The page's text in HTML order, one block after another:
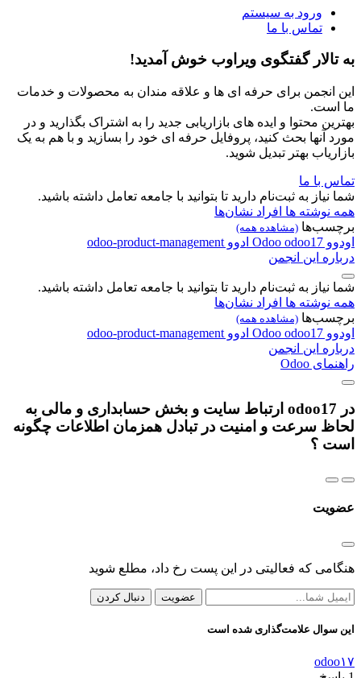
ورود به سیستم
تماس با ما
به تالار گفتگوی ویراوب خوش آمدید!
این انجمن برای حرفه ای ها و علاقه مندان به محصولات و خدمات
ما است.
بهترین محتوا و ایده های بازاریابی جدید را به اشتراک بگذارید و در
مورد آنها بحث کنید، پروفایل حرفه ای خود را بسازید و با هم به یک
بازاریاب بهتر تبدیل شوید.
تماس با ما
شما نیاز به ثبت‌نام دارید تا بتوانید با جامعه تعامل داشته باشید.
همه نوشته ها افراد نشان‌ها
برچسب‌ها (مشاهده همه)
اودوو Odoo odoo17 ادوو odoo-product-management
درباره این انجمن
شما نیاز به ثبت‌نام دارید تا بتوانید با جامعه تعامل داشته باشید.
همه نوشته ها افراد نشان‌ها
برچسب‌ها (مشاهده همه)
اودوو Odoo odoo17 ادوو odoo-product-management
درباره این انجمن
راهنمای Odoo
در odoo17 ارتباط سایت و بخش حسابداری و مالی به
لحاظ سرعت و امنیت در تبادل همزمان اطلاعات چگونه
است ؟
عضویت
هنگامی که فعالیتی در این پست رخ داد، مطلع شوید
عضویت دنبال کردن
این سوال علامت‌گذاری شده است
odoo۱۷